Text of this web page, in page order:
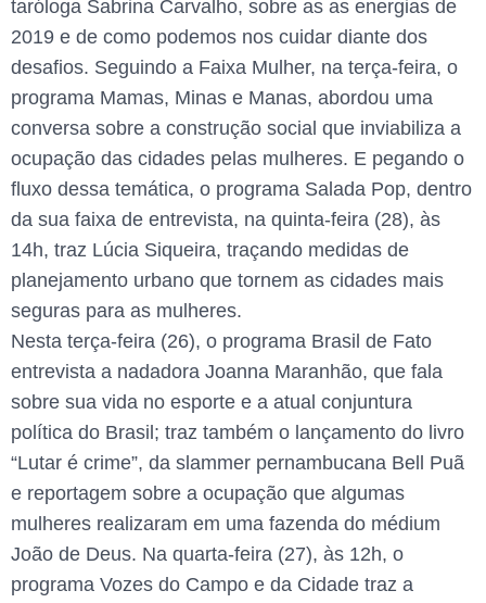
taróloga Sabrina Carvalho, sobre as as energias de
2019 e de como podemos nos cuidar diante dos
desafios. Seguindo a Faixa Mulher, na terça-feira, o
programa Mamas, Minas e Manas, abordou uma
conversa sobre a construção social que inviabiliza a
ocupação das cidades pelas mulheres. E pegando o
fluxo dessa temática, o programa Salada Pop, dentro
da sua faixa de entrevista, na quinta-feira (28), às
14h, traz Lúcia Siqueira, traçando medidas de
planejamento urbano que tornem as cidades mais
seguras para as mulheres.
Nesta terça-feira (26), o programa Brasil de Fato
entrevista a nadadora Joanna Maranhão, que fala
sobre sua vida no esporte e a atual conjuntura
política do Brasil; traz também o lançamento do livro
“Lutar é crime”, da slammer pernambucana Bell Puã
e reportagem sobre a ocupação que algumas
mulheres realizaram em uma fazenda do médium
João de Deus. Na quarta-feira (27), às 12h, o
programa Vozes do Campo e da Cidade traz a